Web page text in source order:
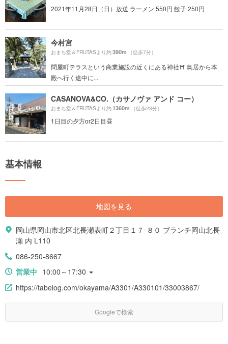
2021年11月28日（日）放送 ラーメン 550円 餃子 250円
今村宮
おまち堂＆FRUTASより約390m （徒歩7分）
問屋町テラスという商業施設の近くにある神社⛩ 鳥居から本
殿へ行く途中に...
CASANOVA&CO.（カサノヴァ アンド コー）
おまち堂＆FRUTASより約1360m （徒歩23分）
1日目の夕方or2日目昼
基本情報
地図を見る
岡山県岡山市北区北長瀬表町２丁目１７-８０ ブランチ岡山北長
瀬 内 L110
086-250-8667
営業中 10:00～17:30
https://tabelog.com/okayama/A3301/A330101/33003867/
Googleで検索